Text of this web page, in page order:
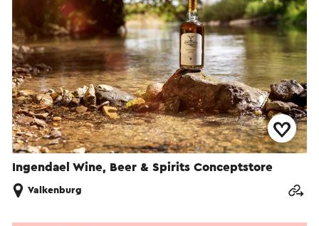
Ingendael Wine, Beer & Spirits Conceptstore
Valkenburg